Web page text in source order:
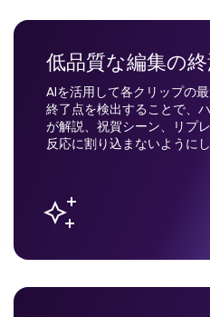
低品質な編集の
AIを活用して各クリップの
終了点を検出することで、
が解説、祝賀シーン、リプ
反応に割り込まないようにし